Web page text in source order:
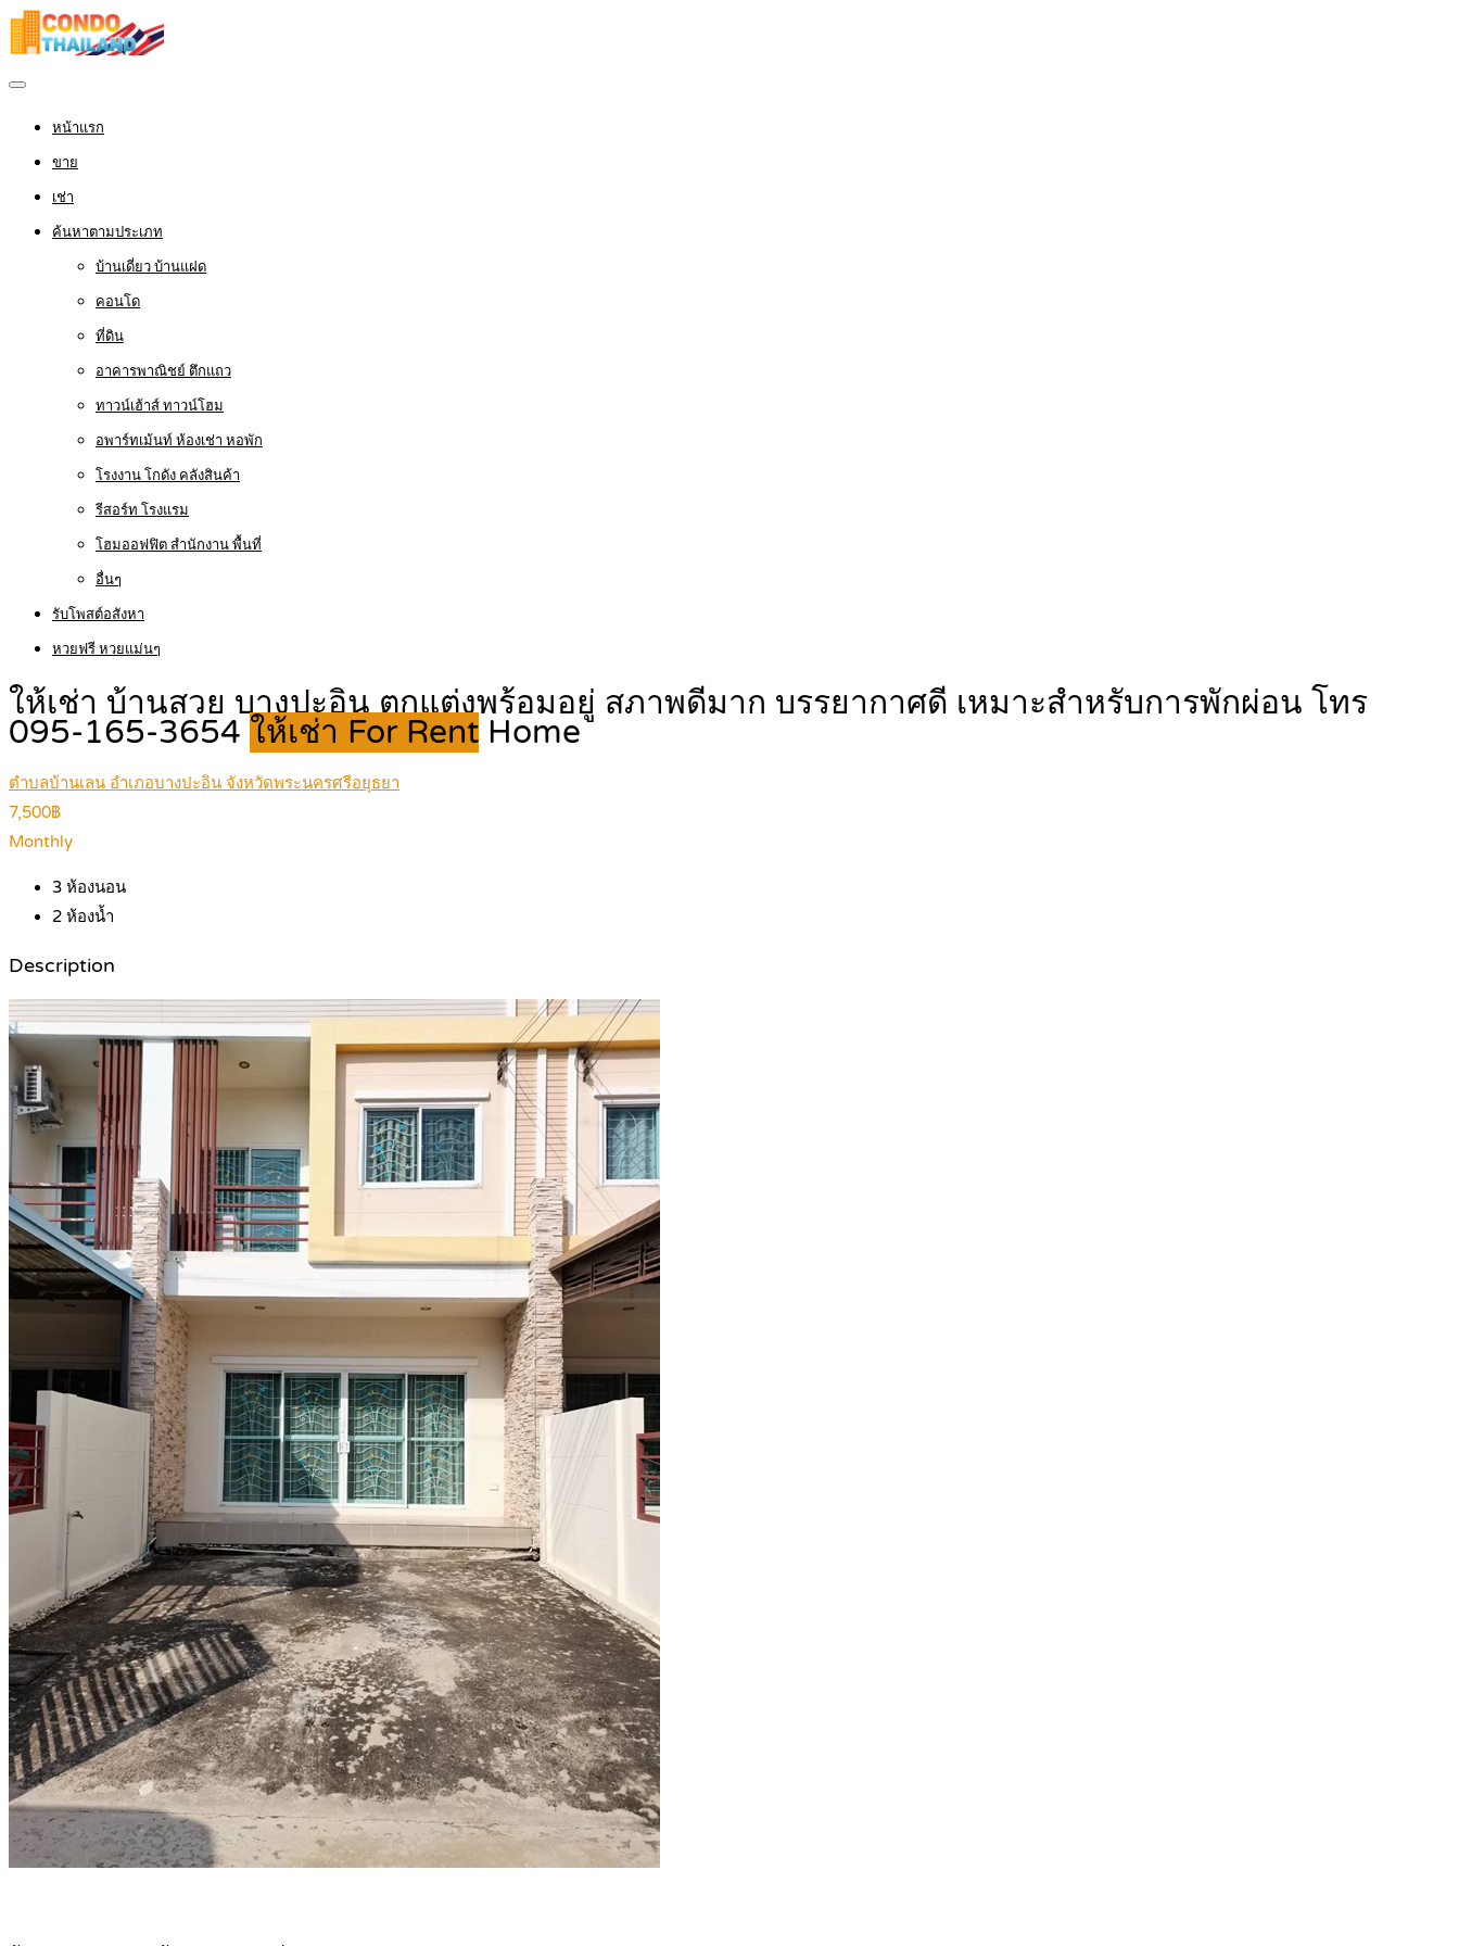
หน้าแรก
ขาย
เช่า
ค้นหาตามประเภท
บ้านเดี่ยว บ้านแฝด
คอนโด
ที่ดิน
อาคารพาณิชย์ ตึกแถว
ทาวน์เฮ้าส์ ทาวน์โฮม
อพาร์ทเม้นท์ ห้องเช่า หอพัก
โรงงาน โกดัง คลังสินค้า
รีสอร์ท โรงแรม
โฮมออฟฟิต สำนักงาน พื้นที่
อื่นๆ
รับโพสต์อสังหา
หวยฟรี หวยแม่นๆ
ให้เช่า บ้านสวย บางปะอิน ตกแต่งพร้อมอยู่ สภาพดีมาก บรรยากาศดี เหมาะสำหรับการพักผ่อน โทร
095-165-3654 ให้เช่า For Rent Home
ตำบลบ้านเลน อำเภอบางปะอิน จังหวัดพระนครศรีอยุธยา
7,500฿
Monthly
3 ห้องนอน
2 ห้องน้ำ
Description